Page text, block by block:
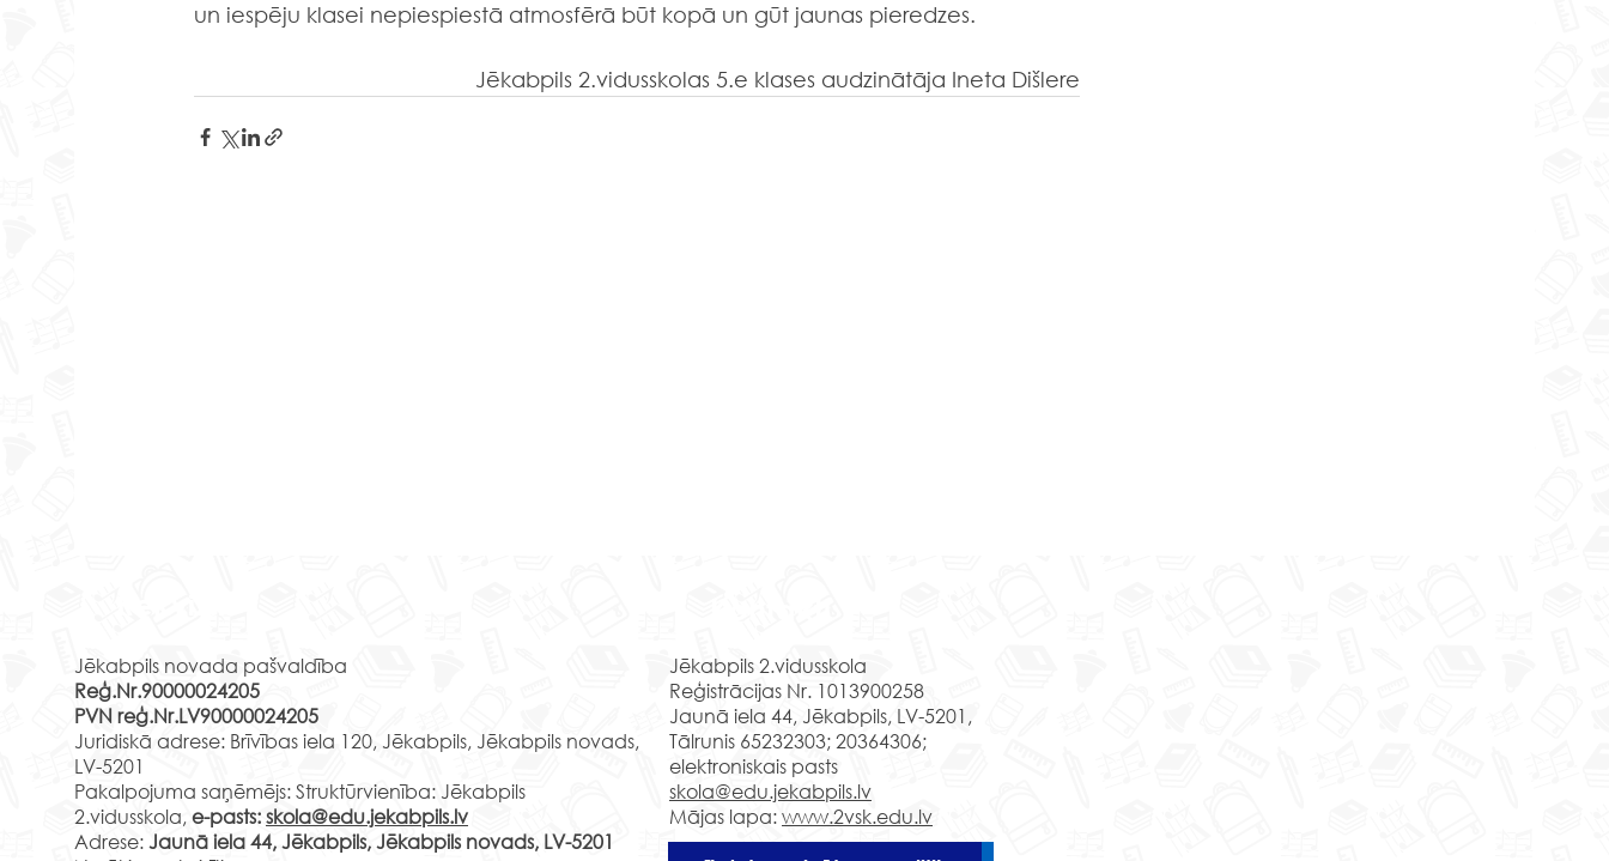
un iespēju klasei nepiespiestā atmosfērā būt kopā un gūt jaunas pieredzes.
Jēkabpils 2.vidusskolas 5.e klases audzinātāja Ineta Dišlere
Skrošu rūpnīcu un filmas
“Ūdensbumba resnajam
runcim” noskatīšanās
Daugavpils Kultūras pilī
multimediju zālē
viens no ievērojamākajiem
tūrisma objektiem Daugavpilī,
Latvijā, Baltijā un arī visā
Ziemeļeiropā. Tā ir...
2.e klases skolēni grāfa
Borha valstībā
soma” piedāvājumu, 4.u klases
skolēni devās mācību ekskursijā
Jēkabpils novada pašvaldība
Reģ.Nr.90000024205
PVN reģ.Nr.LV90000024205
Juridiskā adrese: Brīvības iela 120, Jēkabpils, Jēkabpils novads,
LV-5201
Pakalpojuma saņēmējs: Struktūrvienība: Jēkabpils
2.vidusskola,e-pasts:skola@edu.jekabpils.lv
Adrese:Jaunā iela 44, Jēkabpils, Jēkabpils novads, LV-5201
Jēkabpils 2.vidusskola
Reģistrācijas Nr. 1013900258
Jaunā iela 44, Jēkabpils, LV-5201,
Tālrunis 65232303; 20364306;
elektroniskais pasts
skola@edu.jekabpils.lv
Mājas lapa:www.2vsk.edu.lv